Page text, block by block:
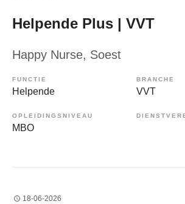
Helpende Plus | VVT
Happy Nurse, Soest
FUNCTIE
Helpende
BRANCHE
VVT
OPLEIDINGSNIVEAU
MBO
18-06-2026